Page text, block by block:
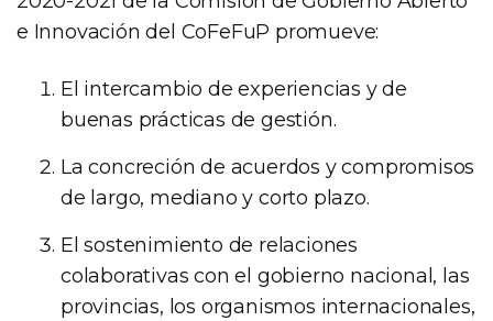
e Innovación del CoFeFuP promueve:
El intercambio de experiencias y de
buenas prácticas de gestión.
La concreción de acuerdos y compromisos
de largo, mediano y corto plazo.
El sostenimiento de relaciones
colaborativas con el gobierno nacional, las
provincias, los organismos internacionales,